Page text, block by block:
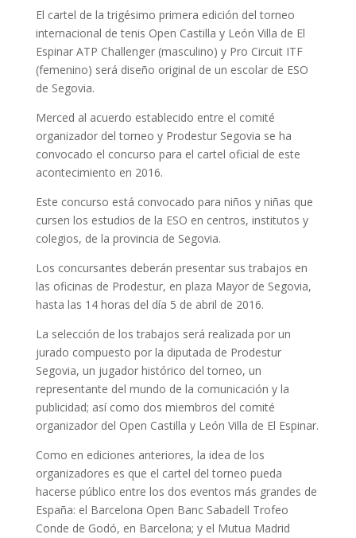
El cartel de la trigésimo primera edición del torneo
internacional de tenis Open Castilla y León Villa de El
Espinar ATP Challenger (masculino) y Pro Circuit ITF
(femenino) será diseño original de un escolar de ESO
de Segovia.
Merced al acuerdo establecido entre el comité
organizador del torneo y Prodestur Segovia se ha
convocado el concurso para el cartel oficial de este
acontecimiento en 2016.
Este concurso está convocado para niños y niñas que
cursen los estudios de la ESO en centros, institutos y
colegios, de la provincia de Segovia.
Los concursantes deberán presentar sus trabajos en
las oficinas de Prodestur, en plaza Mayor de Segovia,
hasta las 14 horas del día 5 de abril de 2016.
La selección de los trabajos será realizada por un
jurado compuesto por la diputada de Prodestur
Segovia, un jugador histórico del torneo, un
representante del mundo de la comunicación y la
publicidad; así como dos miembros del comité
organizador del Open Castilla y León Villa de El Espinar.
Como en ediciones anteriores, la idea de los
organizadores es que el cartel del torneo pueda
hacerse público entre los dos eventos más grandes de
España: el Barcelona Open Banc Sabadell Trofeo
Conde de Godó, en Barcelona; y el Mutua Madrid